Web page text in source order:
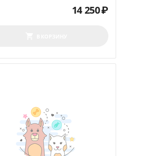
14 250₽